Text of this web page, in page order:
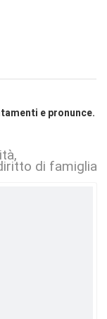
e pronunce.
di famiglia